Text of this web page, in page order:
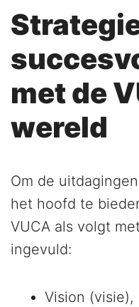
met de
wereld
Om de
het hoofd te
VUCA als volgt
ingevuld:
Vision (visie),